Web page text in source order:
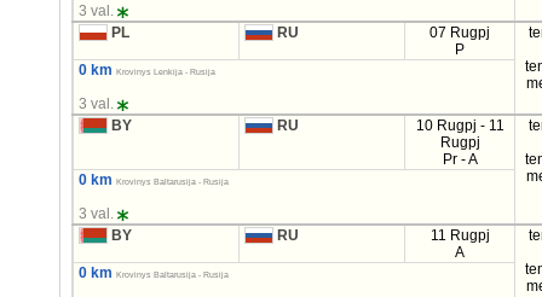
3 val.
PL
RU
07 Rugpj
P
0 km Krovinys Lenkija - Rusija
3 val.
BY
RU
10 Rugpj - 11
Rugpj
Pr - A
0 km Krovinys Baltarusija - Rusija
3 val.
BY
RU
11 Rugpj
A
0 km Krovinys Baltarusija - Rusija